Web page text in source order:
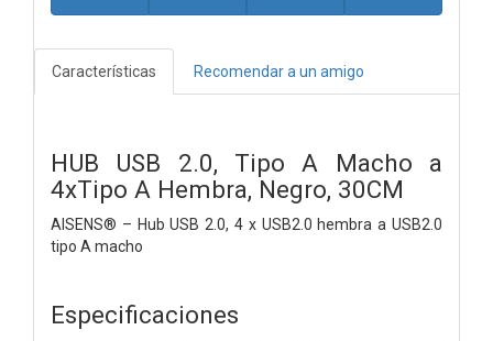
Características Recomendar a un amigo
HUB USB 2.0, Tipo A Macho a
4xTipo A Hembra, Negro, 30CM
AISENS® – Hub USB 2.0, 4 x USB2.0 hembra a USB2.0
tipo A macho
Especificaciones